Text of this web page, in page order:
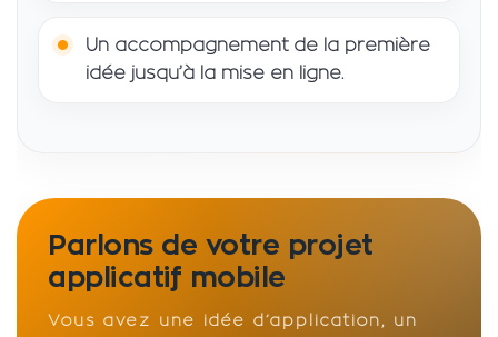
Un accompagnement de la première
idée jusqu’à la mise en ligne.
Parlons de votre projet
applicatif mobile
Vous avez une idée d’application, un